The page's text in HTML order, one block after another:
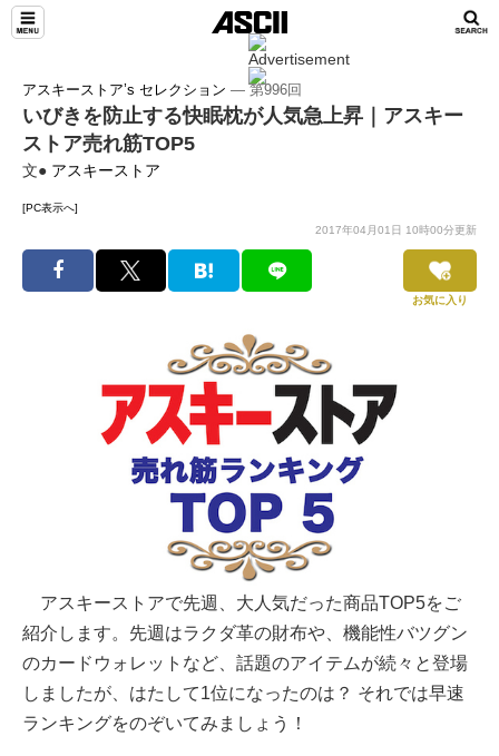
アスキーストア’s セレクション ― 第996回
いびきを防止する快眠枕が人気急上昇｜アスキー
ストア売れ筋TOP5
文● アスキーストア
[PC表示へ]
2017年04月01日 10時00分更新
お気に入り
アスキーストアで先週、大人気だった商品TOP5をご
紹介します。先週はラクダ革の財布や、機能性バツグン
のカードウォレットなど、話題のアイテムが続々と登場
しましたが、はたして1位になったのは？ それでは早速
ランキングをのぞいてみましょう！